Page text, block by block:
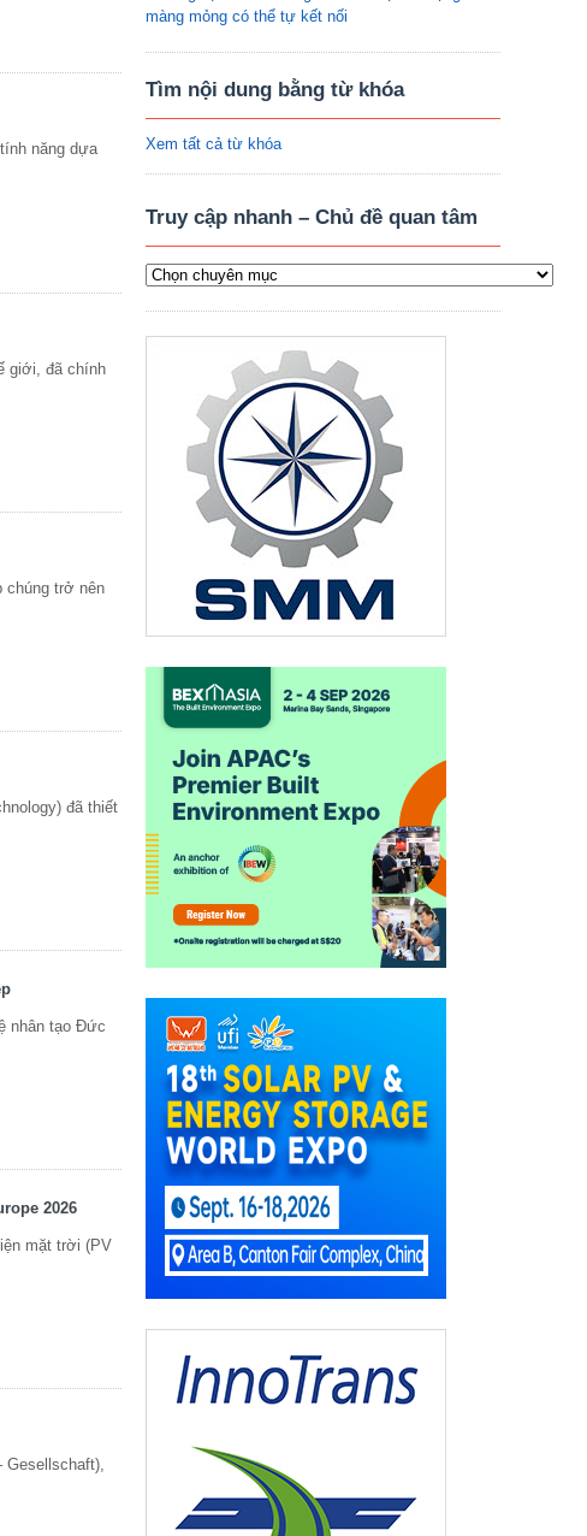
năng dựa
giới, đã chính
chúng trở nên
đã thiết
nhân tạo Đức
2026
mặt trời (PV
Gesellschaft),
màng mỏng có thể tự kết nối
Tìm nội dung bằng từ khóa
Xem tất cả từ khóa
Truy cập nhanh – Chủ đề quan tâm